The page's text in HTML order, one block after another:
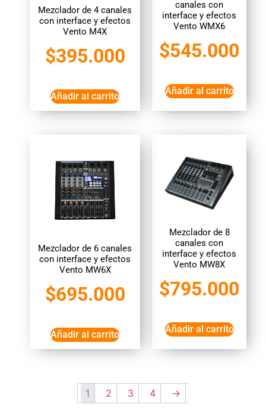
Mezclador de 4 canales
con interface y efectos
Vento M4X
$395.000
Añadir al carrito
canales con
interface y efectos
Vento WMX6
$545.000
Añadir al carrito
Mezclador de 6 canales
con interface y efectos
Vento MW6X
$695.000
Añadir al carrito
Mezclador de 8
canales con
interface y efectos
Vento MW8X
$795.000
Añadir al carrito
1 2 3 4 →